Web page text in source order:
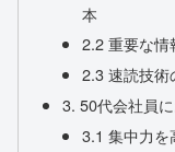
本
2.2 重要な情
2.3 速読技術
3. 50代会社員
3.1 集中力を